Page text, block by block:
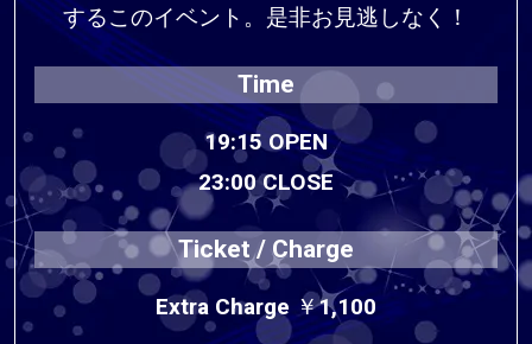
するこのイベント。是非お見逃しなく！
Time
19:15 OPEN
23:00 CLOSE
Ticket / Charge
Extra Charge ￥1,100